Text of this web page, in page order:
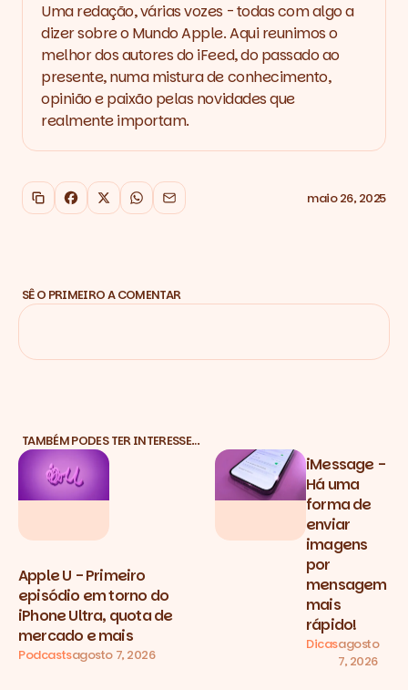
Uma redação, várias vozes - todas com algo a
dizer sobre o Mundo Apple. Aqui reunimos o
melhor dos autores do iFeed, do passado ao
presente, numa mistura de conhecimento,
opinião e paixão pelas novidades que
realmente importam.
Copiar link
Facebook
X WhatsApp
Email maio 26, 2025
SÊ O PRIMEIRO A COMENTAR
TAMBÉM PODES TER INTERESSE…
Apple U - Primeiro
episódio em torno do
iPhone Ultra, quota de
mercado e mais
Podcastsagosto 7, 2026
iMessage -
Há uma
forma de
enviar
imagens
por
mensagem
mais
rápido!
Dicasagosto
7, 2026